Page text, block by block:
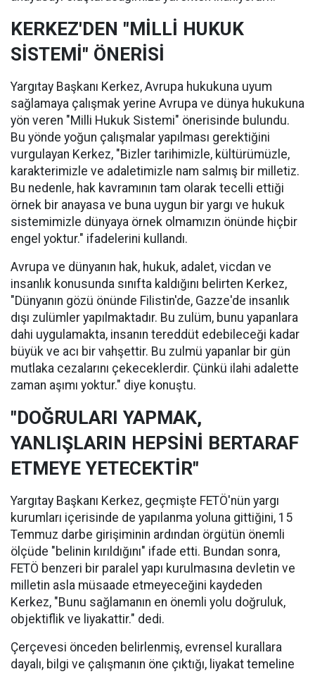
KERKEZ'DEN "MİLLİ HUKUK
SİSTEMİ" ÖNERİSİ
Yargıtay Başkanı Kerkez, Avrupa hukukuna uyum
sağlamaya çalışmak yerine Avrupa ve dünya hukukuna
yön veren "Milli Hukuk Sistemi" önerisinde bulundu.
Bu yönde yoğun çalışmalar yapılması gerektiğini
vurgulayan Kerkez, "Bizler tarihimizle, kültürümüzle,
karakterimizle ve adaletimizle nam salmış bir milletiz.
Bu nedenle, hak kavramının tam olarak tecelli ettiği
örnek bir anayasa ve buna uygun bir yargı ve hukuk
sistemimizle dünyaya örnek olmamızın önünde hiçbir
engel yoktur." ifadelerini kullandı.
Avrupa ve dünyanın hak, hukuk, adalet, vicdan ve
insanlık konusunda sınıfta kaldığını belirten Kerkez,
"Dünyanın gözü önünde Filistin'de, Gazze'de insanlık
dışı zulümler yapılmaktadır. Bu zulüm, bunu yapanlara
dahi uygulamakta, insanın tereddüt edebileceği kadar
büyük ve acı bir vahşettir. Bu zulmü yapanlar bir gün
mutlaka cezalarını çekeceklerdir. Çünkü ilahi adalette
zaman aşımı yoktur." diye konuştu.
"DOĞRULARI YAPMAK,
YANLIŞLARIN HEPSİNİ BERTARAF
ETMEYE YETECEKTİR"
Yargıtay Başkanı Kerkez, geçmişte FETÖ'nün yargı
kurumları içerisinde de yapılanma yoluna gittiğini, 15
Temmuz darbe girişiminin ardından örgütün önemli
ölçüde "belinin kırıldığını" ifade etti. Bundan sonra,
FETÖ benzeri bir paralel yapı kurulmasına devletin ve
milletin asla müsaade etmeyeceğini kaydeden
Kerkez, "Bunu sağlamanın en önemli yolu doğruluk,
objektiflik ve liyakattir." dedi.
Çerçevesi önceden belirlenmiş, evrensel kurallara
dayalı, bilgi ve çalışmanın öne çıktığı, liyakat temeline